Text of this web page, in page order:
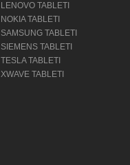
LENOVO TABLETI
NOKIA TABLETI
SAMSUNG TABLETI
SIEMENS TABLETI
TESLA TABLETI
XWAVE TABLETI